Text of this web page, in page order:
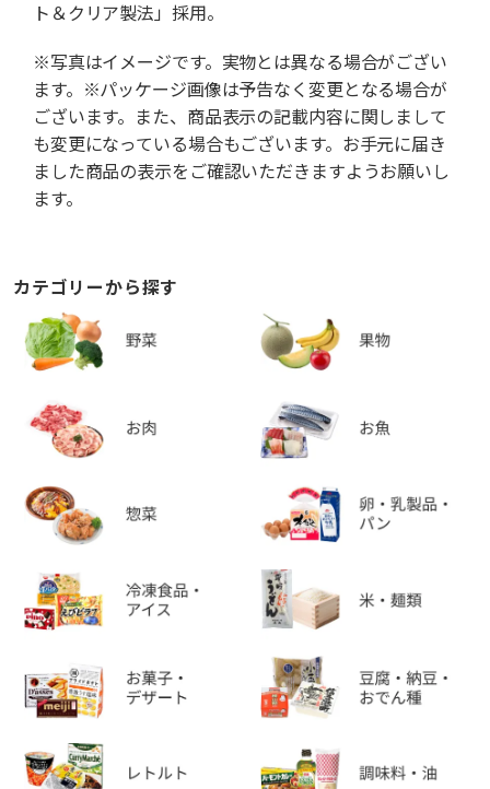
ト＆クリア製法」採用。
※写真はイメージです。実物とは異なる場合がござい
ます。※パッケージ画像は予告なく変更となる場合が
ございます。また、商品表示の記載内容に関しまして
も変更になっている場合もございます。お手元に届き
ました商品の表示をご確認いただきますようお願いし
ます。
カテゴリーから探す